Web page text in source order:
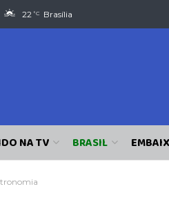
22 °C Brasília
NA TV BRASIL